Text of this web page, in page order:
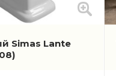
Simas Lante